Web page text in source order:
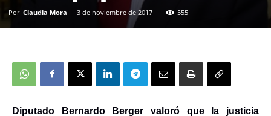
Por Claudia Mora - 3 de noviembre de 2017 555
Diputado Bernardo Berger valoró que la justicia